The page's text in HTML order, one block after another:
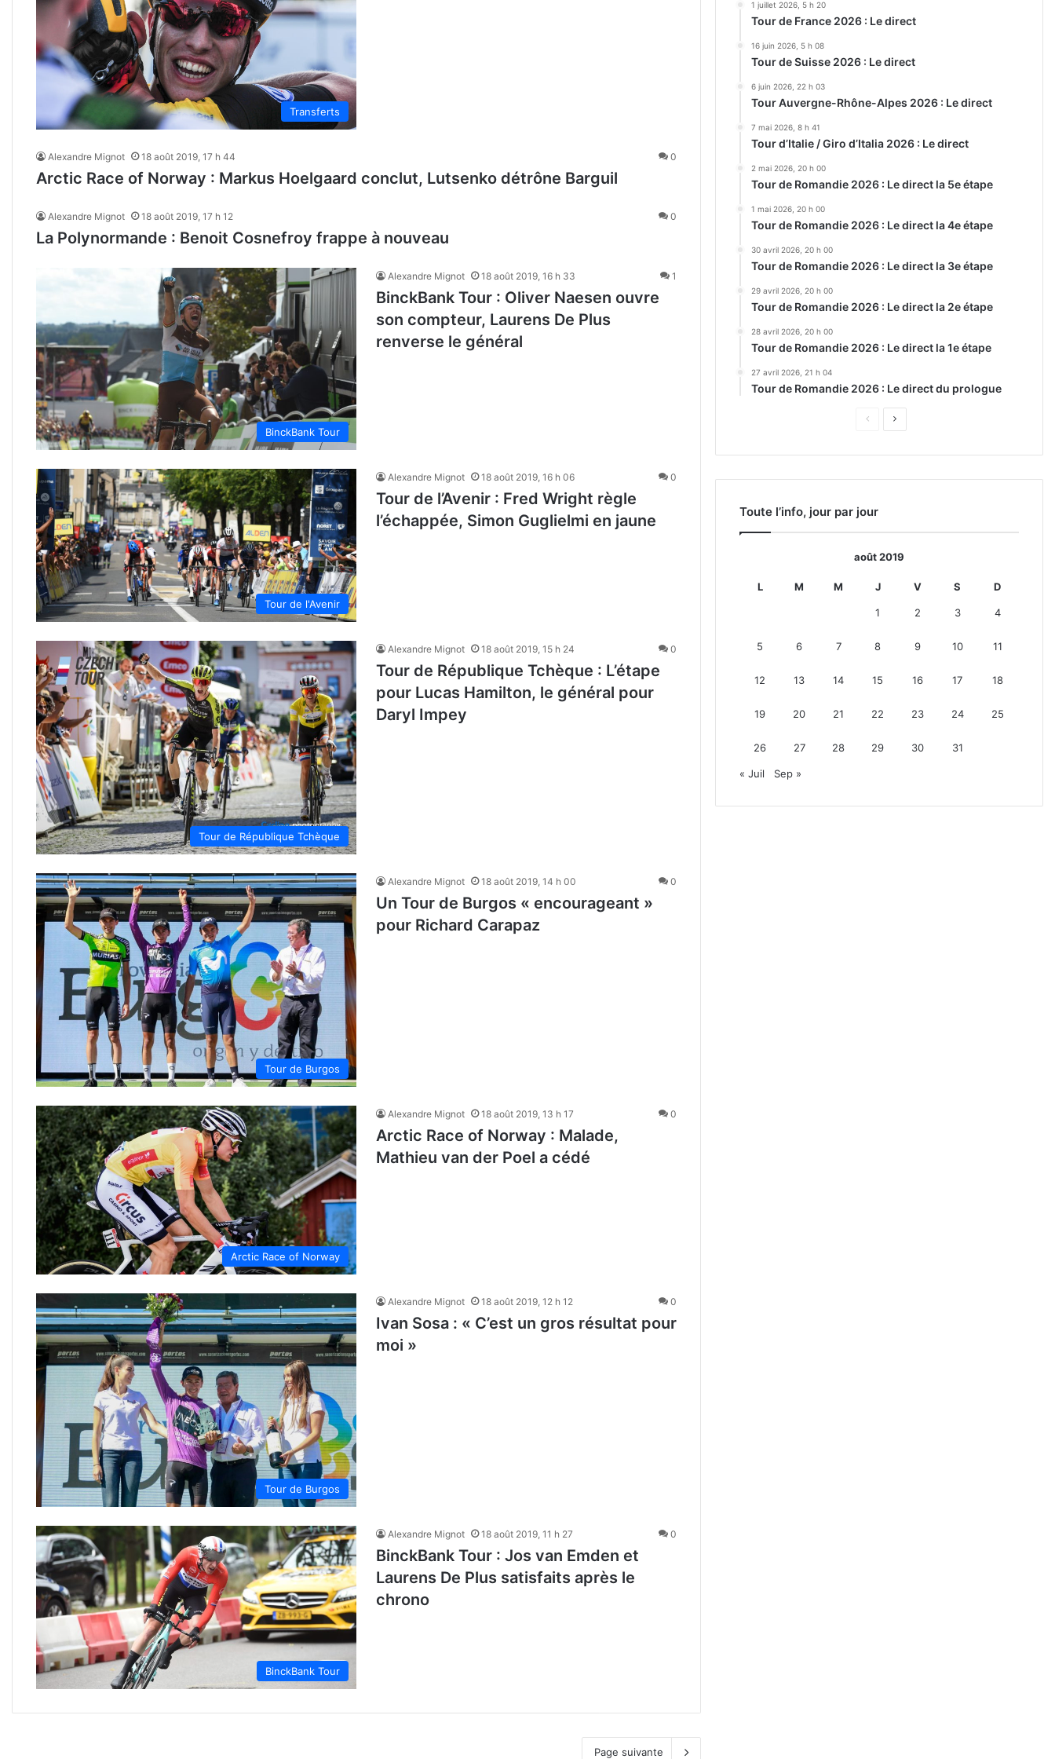
Transferts
Alexandre Mignot 18 août 2019, 17 h 44 0
Arctic Race of Norway : Markus Hoelgaard conclut, Lutsenko détrône Barguil
Alexandre Mignot 18 août 2019, 17 h 12 0
La Polynormande : Benoit Cosnefroy frappe à nouveau
BinckBank Tour
Alexandre Mignot 18 août 2019, 16 h 33 1
BinckBank Tour : Oliver Naesen ouvre
son compteur, Laurens De Plus
renverse le général
Tour de l'Avenir
Alexandre Mignot 18 août 2019, 16 h 06 0
Tour de l’Avenir : Fred Wright règle
l’échappée, Simon Guglielmi en jaune
Tour de République Tchèque
Alexandre Mignot 18 août 2019, 15 h 24 0
Tour de République Tchèque : L’étape
pour Lucas Hamilton, le général pour
Daryl Impey
Tour de Burgos
Alexandre Mignot 18 août 2019, 14 h 00 0
Un Tour de Burgos « encourageant »
pour Richard Carapaz
Arctic Race of Norway
Alexandre Mignot 18 août 2019, 13 h 17 0
Arctic Race of Norway : Malade,
Mathieu van der Poel a cédé
Tour de Burgos
Alexandre Mignot 18 août 2019, 12 h 12 0
Ivan Sosa : « C’est un gros résultat pour
moi »
BinckBank Tour
Alexandre Mignot 18 août 2019, 11 h 27 0
BinckBank Tour : Jos van Emden et
Laurens De Plus satisfaits après le
chrono
Page suivante
1 juillet 2026, 5 h 20
Tour de France 2026 : Le direct
16 juin 2026, 5 h 08
Tour de Suisse 2026 : Le direct
6 juin 2026, 22 h 03
Tour Auvergne-Rhône-Alpes 2026 : Le direct
7 mai 2026, 8 h 41
Tour d’Italie / Giro d’Italia 2026 : Le direct
2 mai 2026, 20 h 00
Tour de Romandie 2026 : Le direct la 5e étape
1 mai 2026, 20 h 00
Tour de Romandie 2026 : Le direct la 4e étape
30 avril 2026, 20 h 00
Tour de Romandie 2026 : Le direct la 3e étape
29 avril 2026, 20 h 00
Tour de Romandie 2026 : Le direct la 2e étape
28 avril 2026, 20 h 00
Tour de Romandie 2026 : Le direct la 1e étape
27 avril 2026, 21 h 04
Tour de Romandie 2026 : Le direct du prologue
Page
Page
Toute l’info, jour par jour
août 2019
L M M J V S D
1 2 3 4
5 6 7 8 9 10 11
12 13 14 15 16 17 18
19 20 21 22 23 24 25
26 27 28 29 30 31
« Juil Sep »